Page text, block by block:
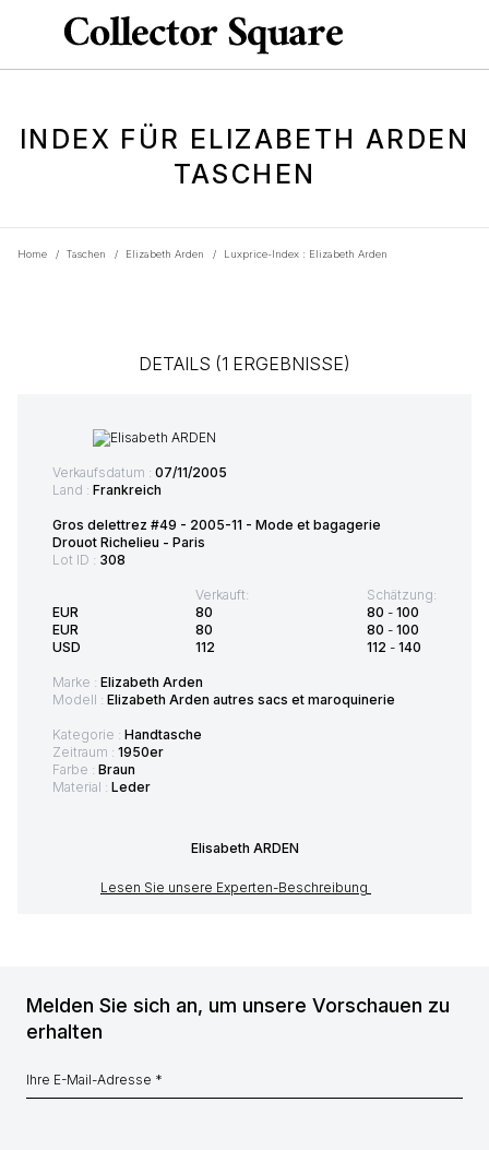
INDEX FÜR ELIZABETH ARDEN
TASCHEN
Home / Taschen / Elizabeth Arden / Luxprice-Index : Elizabeth Arden
DETAILS (1 ERGEBNISSE)
Verkaufsdatum : 07/11/2005
Land : Frankreich
Gros delettrez #49 - 2005-11 - Mode et bagagerie
Drouot Richelieu - Paris
Lot ID : 308
EUR
EUR
USD
Verkauft:
80
80
112
Schätzung:
80 - 100
80 - 100
112 - 140
Marke : Elizabeth Arden
Modell : Elizabeth Arden autres sacs et maroquinerie
Kategorie : Handtasche
Zeitraum : 1950er
Farbe : Braun
Material : Leder
Elisabeth ARDEN
Lesen Sie unsere Experten-Beschreibung
Melden Sie sich an, um unsere Vorschauen zu
erhalten